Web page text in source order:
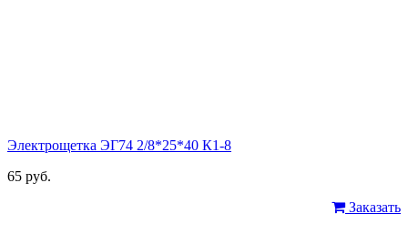
Электрощетка ЭГ74 2/8*25*40 К1-8
65 руб.
Заказать